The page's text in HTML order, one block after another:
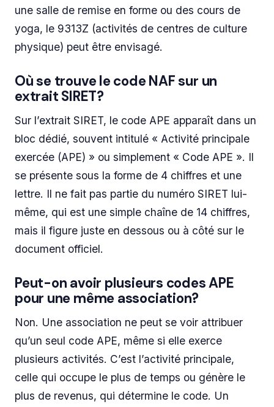
une salle de remise en forme ou des cours de
yoga, le 9313Z (activités de centres de culture
physique) peut être envisagé.
Où se trouve le code NAF sur un
extrait SIRET?
Sur l’extrait SIRET, le code APE apparaît dans un
bloc dédié, souvent intitulé « Activité principale
exercée (APE) » ou simplement « Code APE ». Il
se présente sous la forme de 4 chiffres et une
lettre. Il ne fait pas partie du numéro SIRET lui-
même, qui est une simple chaîne de 14 chiffres,
mais il figure juste en dessous ou à côté sur le
document officiel.
Peut-on avoir plusieurs codes APE
pour une même association?
Non. Une association ne peut se voir attribuer
qu’un seul code APE, même si elle exerce
plusieurs activités. C’est l’activité principale,
celle qui occupe le plus de temps ou génère le
plus de revenus, qui détermine le code. Un